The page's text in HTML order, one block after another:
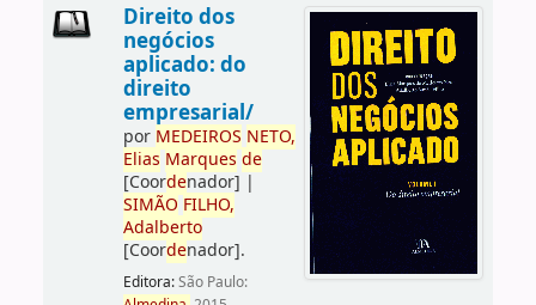
Direito dos
negócios
aplicado: do
direito
empresarial/
por MEDEIROS NETO,
Elias Marques de
[Coordenador] |
SIMÃO FILHO,
Adalberto
[Coordenador].
Editora:São Paulo: